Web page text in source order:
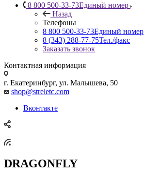
8 800 500-33-73Единый номер
Назад
Телефоны
8 800 500-33-73Единый номер
8 (343) 288-77-75Тел./факс
Заказать звонок
Контактная информация
г. Екатеринбург, ул. Малышева, 50
shop@streletc.com
Вконтакте
DRAGONFLY